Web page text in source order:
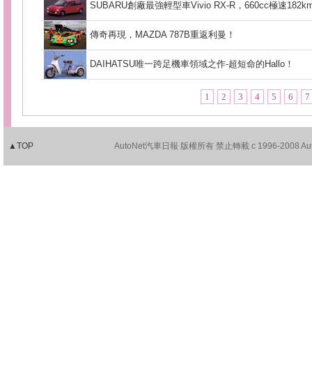
SUBARU創廠最強輕型車Vivio RX-R，660cc極速
傳奇再現，MAZDA 787B重返利曼！
DAIHATSU唯一跨足機車領域之作-超短命的Hallo！
1 2 3 4 5 6 7
▲TOP AutoNet汽車日報 版權所有 禁止轉載 c 1996-2008